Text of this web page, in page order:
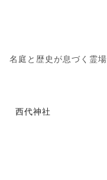
名庭と歴史が息づく霊場
西代神社